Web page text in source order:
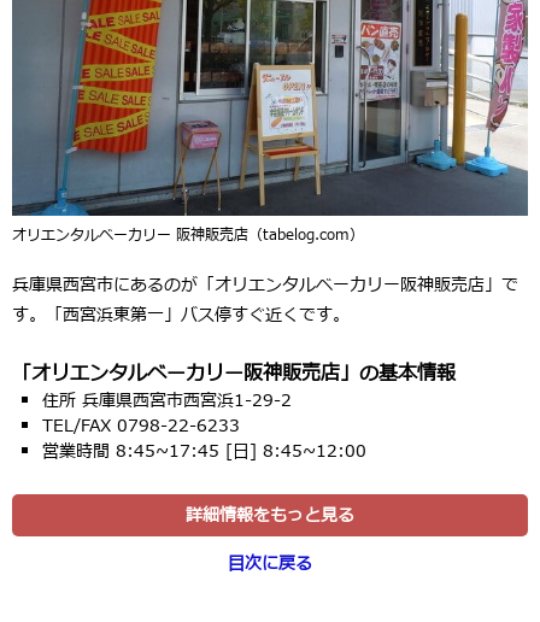
オリエンタルベーカリー 阪神販売店（tabelog.com）
兵庫県西宮市にあるのが「オリエンタルベーカリー阪神販売店」で
す。「西宮浜東第一」バス停すぐ近くです。
「オリエンタルベーカリー阪神販売店」の基本情報
住所 兵庫県西宮市西宮浜1-29-2
TEL/FAX 0798-22-6233
営業時間 8:45~17:45 [日] 8:45~12:00
詳細情報をもっと見る
目次に戻る